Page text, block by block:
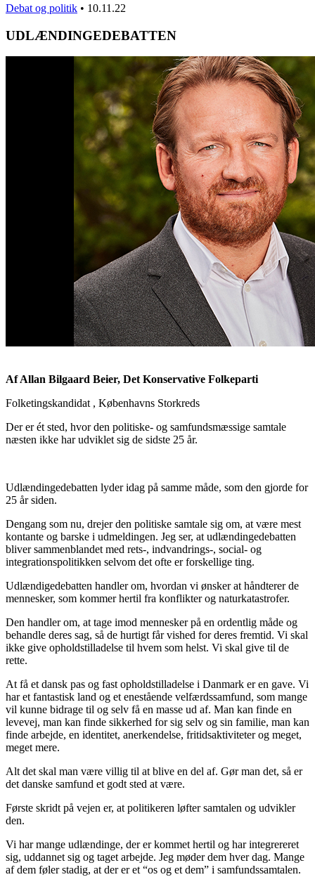
Debat og politik • 10.11.22
UDLÆNDINGEDEBATTEN
Af Allan Bilgaard Beier, Det Konservative Folkeparti
Folketingskandidat , Københavns Storkreds
Der er ét sted, hvor den politiske- og samfundsmæssige samtale
næsten ikke har udviklet sig de sidste 25 år.
Udlændingedebatten lyder idag på samme måde, som den gjorde for
25 år siden.
Dengang som nu, drejer den politiske samtale sig om, at være mest
kontante og barske i udmeldingen. Jeg ser, at udlændingedebatten
bliver sammenblandet med rets-, indvandrings-, social- og
integrationspolitikken selvom det ofte er forskellige ting.
Udlændigedebatten handler om, hvordan vi ønsker at håndterer de
mennesker, som kommer hertil fra konflikter og naturkatastrofer.
Den handler om, at tage imod mennesker på en ordentlig måde og
behandle deres sag, så de hurtigt får vished for deres fremtid. Vi skal
ikke give opholdstilladelse til hvem som helst. Vi skal give til de
rette.
At få et dansk pas og fast opholdstilladelse i Danmark er en gave. Vi
har et fantastisk land og et enestående velfærdssamfund, som mange
vil kunne bidrage til og selv få en masse ud af. Man kan finde en
levevej, man kan finde sikkerhed for sig selv og sin familie, man kan
finde arbejde, en identitet, anerkendelse, fritidsaktiviteter og meget,
meget mere.
Alt det skal man være villig til at blive en del af. Gør man det, så er
det danske samfund et godt sted at være.
Første skridt på vejen er, at politikeren løfter samtalen og udvikler
den.
Vi har mange udlændinge, der er kommet hertil og har integrereret
sig, uddannet sig og taget arbejde. Jeg møder dem hver dag. Mange
af dem føler stadig, at der er et “os og et dem” i samfundssamtalen.